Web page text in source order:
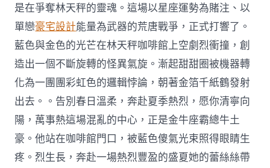
是在爭奪林天秤的靈魂。這場以星座運勢為賭注、以
單戀豪宅設計能量為武器的荒唐戰爭，正式打響了。
藍色與金色的光芒在林天秤咖啡館上空劇烈衝撞，創
造出一個不斷旋轉的怪異氣旋。漸起甜甜圈被機器轉
化為一團團彩虹色的邏輯悖論，朝著金箔千紙鶴發射
出去。。告別春日溫柔，奔赴夏季熱烈，愿你清寧向
陽，萬事熱這場混亂的中心，正是金牛座霸總牛土
豪。他站在咖啡館門口，被藍色傻氣光束照得眼睛生
疼。烈生長，奔赴一場熱烈豐盈的盛夏她的蕾絲絲帶